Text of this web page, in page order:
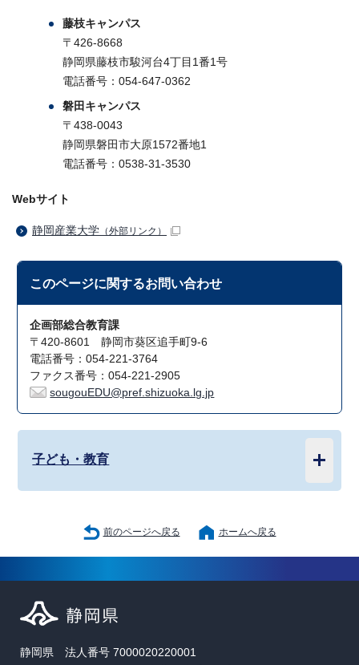
藤枝キャンパス
〒426-8668
静岡県藤枝市駿河台4丁目1番1号
電話番号：054-647-0362
磐田キャンパス
〒438-0043
静岡県磐田市大原1572番地1
電話番号：0538-31-3530
Webサイト
静岡産業大学 （外部リンク）
このページに関するお問い合わせ
企画部総合教育課
〒420-8601 静岡市葵区追手町9-6
電話番号：054-221-3764
ファクス番号：054-221-2905
sougouEDU@pref.shizuoka.lg.jp
子ども・教育
前のページへ戻る ホームへ戻る
静岡県 法人番号 7000020220001